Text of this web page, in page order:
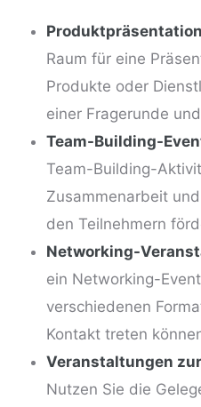
Raum für eine
Produkte oder
einer Fragerunde
Team-Building-
Team-Building-
Zusammenarbeit
den Teilnehmern
Networking-
ein Networking-
verschiedenen
Kontakt treten
Veranstaltungen
Nutzen Sie die